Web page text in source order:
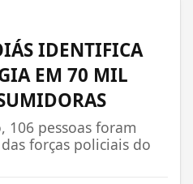
IDENTIFICA
EM 70 MIL
106 pessoas foram
forças policiais do